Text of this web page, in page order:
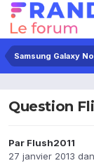
Samsung Galaxy
Question
Par Flush2011
27 janvier 2013